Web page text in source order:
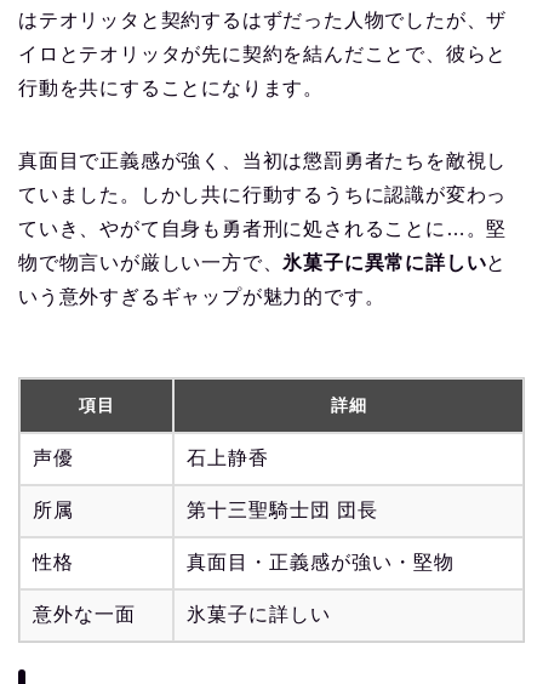
はテオリッタと契約するはずだった人物でしたが、ザ
イロとテオリッタが先に契約を結んだことで、彼らと
行動を共にすることになります。
真面目で正義感が強く、当初は懲罰勇者たちを敵視し
ていました。しかし共に行動するうちに認識が変わっ
ていき、やがて自身も勇者刑に処されることに…。堅
物で物言いが厳しい一方で、 氷菓子に異常に詳しいと
いう意外すぎるギャップが魅力的です。
項目 詳細
声優 石上静香
所属 第十三聖騎士団 団長
性格 真面目・正義感が強い・堅物
意外な一面 氷菓子に詳しい